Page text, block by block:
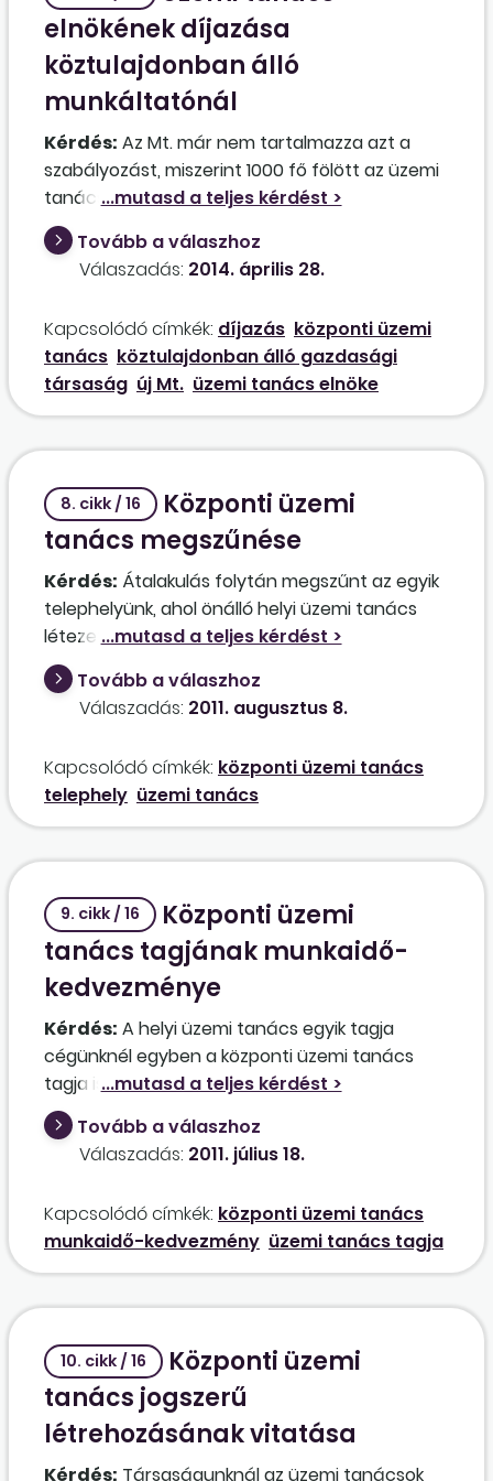
elnökének díjazása
köztulajdonban álló
munkáltatónál
Kérdés: Az Mt. már nem tartalmazza azt a
szabályozást, miszerint 1000 fő fölött az üzemi
tanács elnöke munkáját díjazás ellenében
végzi. Ez a lehetőség, ha ki is került az Mt.
szövegéből, az üzemi megállapodásba
bekerülhet, illetve e tekintetben megállapodhat
alapesetben. Mivel köztulajdonban álló
munkáltatónál az Mt.-nek az üzemi tanácsra
vonatkozó szabályaitól nem lehetséges az
eltérés, ez azt is jelenti, hogy az üzemi tanács
elnökének, valamint a tagoknak járó havi
megállapodás nem köthető meg érvényesen?
Részesítheti-e jogszerűen díjazásban a
köztulajdonban álló munkáltató az üzemi
tanács, valamint a központi üzemi tanács
tagjait, illetve elnökét?
Tovább a válaszhoz
Válaszadás: 2014. április 28.
Kapcsolódó címkék: díjazás központi üzemi
tanács köztulajdonban álló gazdasági
társaság új Mt. üzemi tanács elnöke
8. cikk / 16
Központi üzemi
tanács megszűnése
Kérdés: Átalakulás folytán megszűnt az egyik
telephelyünk, ahol önálló helyi üzemi tanács
létezett; valamennyi munkavállaló el lett
bocsátva. Ennek következtében már csak egy
helyen, a központban van helyi üzemi tanács. A
központi üzemi tanáccsal ilyen esetben mi
Tovább a válaszhoz
Válaszadás: 2011. augusztus 8.
Kapcsolódó címkék: központi üzemi tanács
telephely üzemi tanács
9. cikk / 16
Központi üzemi
tanács tagjának munkaidő-
kedvezménye
Kérdés: A helyi üzemi tanács egyik tagja
cégünknél egyben a központi üzemi tanács
tagja is. Az üzemi megállapodás alapján mind a
helyi, mind a központi üzemi tanács esetében
van lehetőség arra, hogy bármelyik tag az
üzemi tanács elnökének engedélye alapján az
megillető hányadnál többet használjon fel. A
kérdésem, hogy ebben az esetben is
érvényesül az a korlát, hogy a munkavállaló
legfeljebb a munkaidő felében mentesülhet a
Tovább a válaszhoz
Válaszadás: 2011. július 18.
Kapcsolódó címkék: központi üzemi tanács
munkaidő-kedvezmény üzemi tanács tagja
10. cikk / 16
Központi üzemi
tanács jogszerű
létrehozásának vitatása
Kérdés: Társaságunknál az üzemi tanácsok